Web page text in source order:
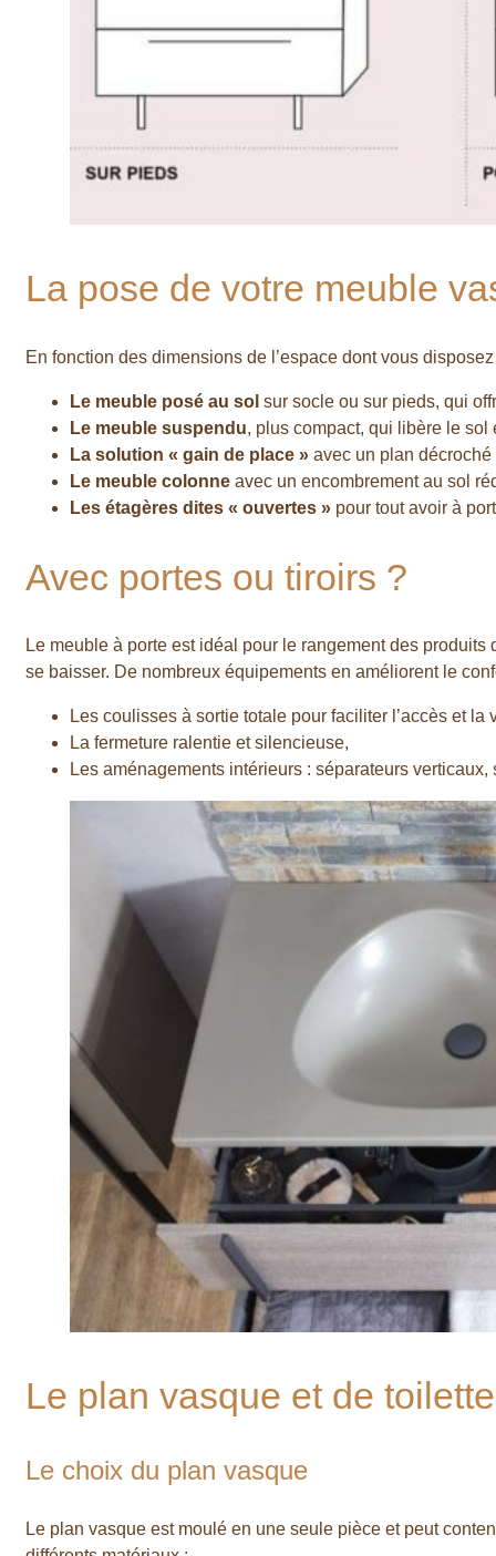
La pose de votre meuble
En fonction des dimensions de l’espace dont vous
Le meuble posé au sol sur socle ou sur pieds, qui
Le meuble suspendu, plus compact, qui libère le sol
La solution « gain de place » avec un plan décroché
Le meuble colonne avec un encombrement au sol
Les étagères dites « ouvertes » pour tout avoir à
Avec portes ou tiroirs ?
Le meuble à porte est idéal pour le rangement des
se baisser. De nombreux équipements en améliorent le
Les coulisses à sortie totale pour faciliter l’accès et la
La fermeture ralentie et silencieuse,
Les aménagements intérieurs : séparateurs
Le plan vasque et de toilette
Le choix du plan vasque
Le plan vasque est moulé en une seule pièce et peut